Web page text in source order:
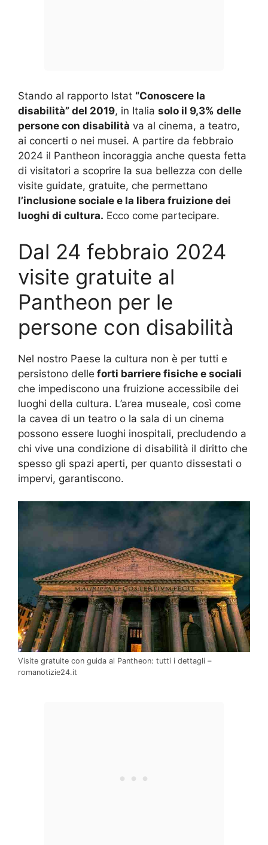
Stando al rapporto Istat “Conoscere la
disabilità” del 2019, in Italia solo il 9,3% delle
persone con disabilità va al cinema, a teatro,
ai concerti o nei musei. A partire da febbraio
2024 il Pantheon incoraggia anche questa fetta
di visitatori a scoprire la sua bellezza con delle
visite guidate, gratuite, che permettano
l’inclusione sociale e la libera fruizione dei
luoghi di cultura. Ecco come partecipare.
Dal 24 febbraio 2024
visite gratuite al
Pantheon per le
persone con disabilità
Nel nostro Paese la cultura non è per tutti e
persistono delle forti barriere fisiche e sociali
che impediscono una fruizione accessibile dei
luoghi della cultura. L’area museale, così come
la cavea di un teatro o la sala di un cinema
possono essere luoghi inospitali, precludendo a
chi vive una condizione di disabilità il diritto che
spesso gli spazi aperti, per quanto dissestati o
impervi, garantiscono.
Visite gratuite con guida al Pantheon: tutti i dettagli –
romanotizie24.it